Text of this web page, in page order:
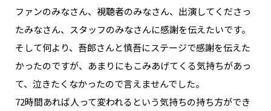
ファンのみなさん、視聴者のみなさん、出演してくださっ
たみなさん、スタッフのみなさんに感謝を伝えたいです。
そして何より、吾郎さんと慎吾にステージで感謝を伝えた
かったのですが、あまりにもこみあげてくる気持ちがあっ
て、泣きたくなかったので言えませんでした。
72時間あれば人って変われるという気持ちの持ち方ができ